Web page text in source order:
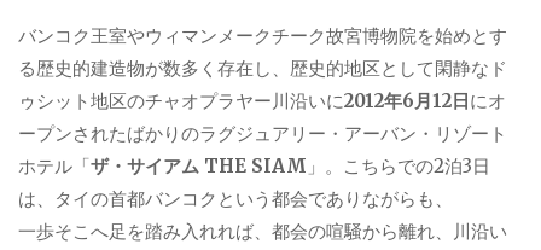
バンコク王室やウィマンメークチーク故宮博物院を始めとす
る歴史的建造物が数多く存在し、歴史的地区として閑静なド
ゥシット地区のチャオプラヤー川沿いに2012年6月12日にオ
ープンされたばかりのラグジュアリー・アーバン・リゾート
ホテル「ザ・サイアム THE SIAM 」。こちらでの2泊3日
は、タイの首都バンコクという都会でありながらも、
一歩そこへ足を踏み入れれば、都会の喧騒から離れ、川沿い